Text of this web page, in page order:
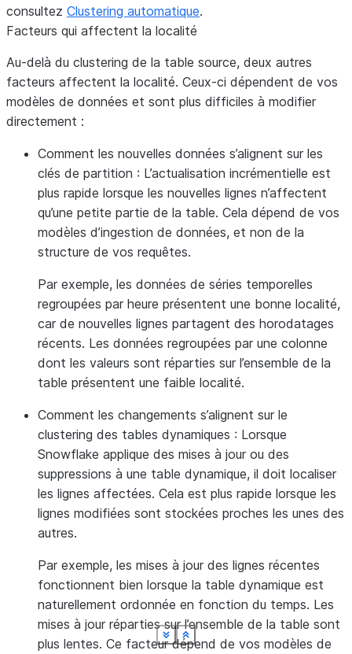
Show less
See more
Show less
See more
Show less
See more
Show less
See more
Show less
See more
Show less
See more
Show less
See more
Show less
See more
consultez Clustering automatique.
Facteurs qui affectent la localité
Au-delà du clustering de la table source, deux autres
facteurs affectent la localité. Ceux-ci dépendent de vos
modèles de données et sont plus difficiles à modifier
directement :
Comment les nouvelles données s’alignent sur les
clés de partition : L’actualisation incrémentielle est
plus rapide lorsque les nouvelles lignes n’affectent
qu’une petite partie de la table. Cela dépend de vos
modèles d’ingestion de données, et non de la
structure de vos requêtes.
Par exemple, les données de séries temporelles
regroupées par heure présentent une bonne localité,
car de nouvelles lignes partagent des horodatages
récents. Les données regroupées par une colonne
dont les valeurs sont réparties sur l’ensemble de la
table présentent une faible localité.
Comment les changements s’alignent sur le
clustering des tables dynamiques : Lorsque
Snowflake applique des mises à jour ou des
suppressions à une table dynamique, il doit localiser
les lignes affectées. Cela est plus rapide lorsque les
lignes modifiées sont stockées proches les unes des
autres.
Par exemple, les mises à jour des lignes récentes
fonctionnent bien lorsque la table dynamique est
naturellement ordonnée en fonction du temps. Les
mises à jour réparties sur l’ensemble de la table sont
plus lentes. Ce facteur dépend de vos modèles de